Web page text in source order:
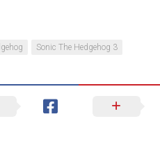
Sonic The Hedgehog 3